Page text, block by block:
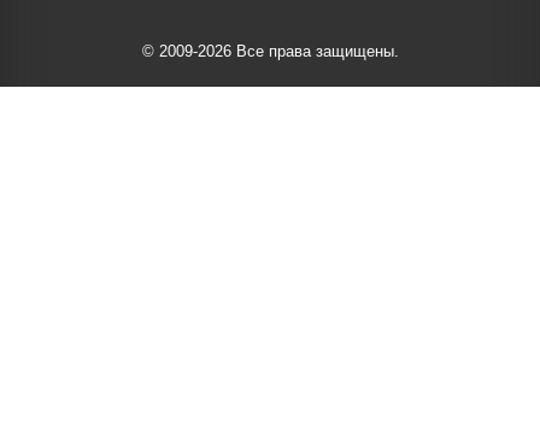
© 2009-2026 Все права защищены.